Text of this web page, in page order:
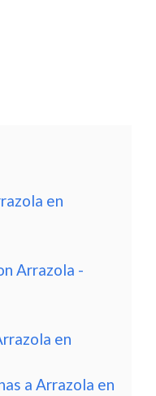
en
Arrazola -
en
a Arrazola en